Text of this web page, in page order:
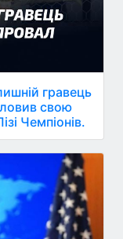
гравець
свою
Чемпіонів.